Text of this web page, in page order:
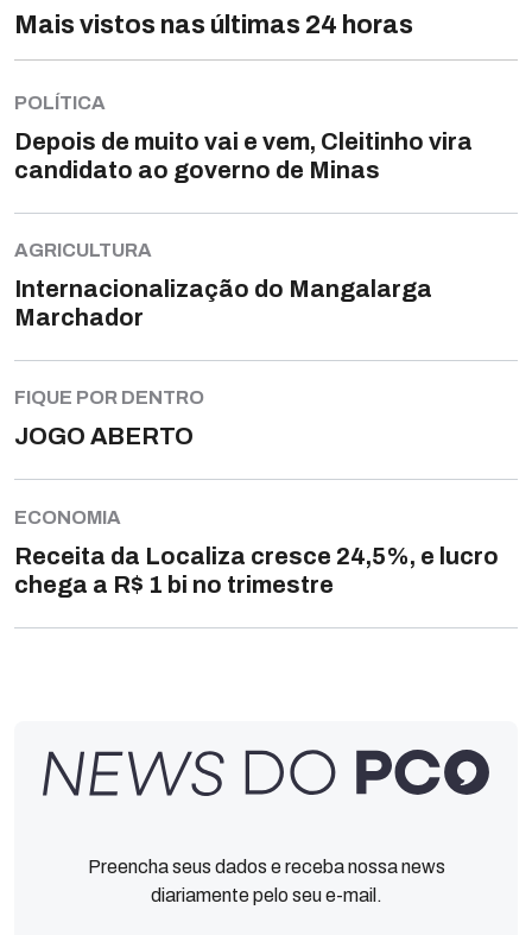
Mais vistos nas últimas 24 horas
POLÍTICA
Depois de muito vai e vem, Cleitinho vira
candidato ao governo de Minas
AGRICULTURA
Internacionalização do Mangalarga
Marchador
FIQUE POR DENTRO
JOGO ABERTO
ECONOMIA
Receita da Localiza cresce 24,5%, e lucro
chega a R$ 1 bi no trimestre
Preencha seus dados e receba nossa news
diariamente pelo seu e-mail.